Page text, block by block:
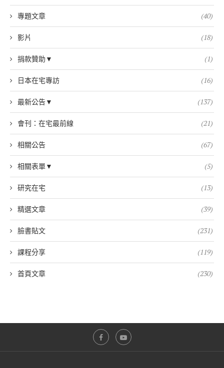
專題文章 (40)
影片 (18)
捐款贊助▼ (1)
日本在宅專訪 (16)
最新公告▼ (137)
會刊：在宅最前線 (21)
相關公告 (67)
相關表單▼ (5)
研究在宅 (13)
精選文章 (39)
臉書貼文 (231)
課程分享 (119)
首頁文章 (230)